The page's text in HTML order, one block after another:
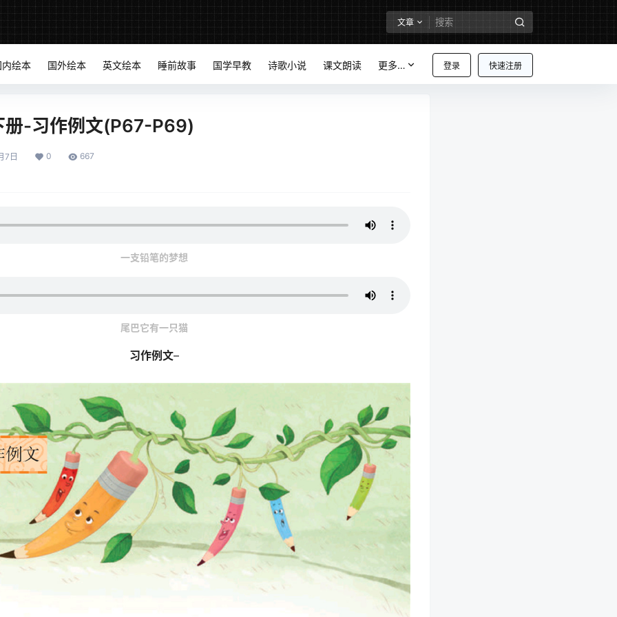
文章
登录 快速注册
内绘本 国外绘本 英文绘本 睡前故事 国学早教 诗歌小说 课文朗读 更多…
册-习作例文(P67-P69)
7日 0 667
一支铅笔的梦想
尾巴它有一只猫
习作例文–